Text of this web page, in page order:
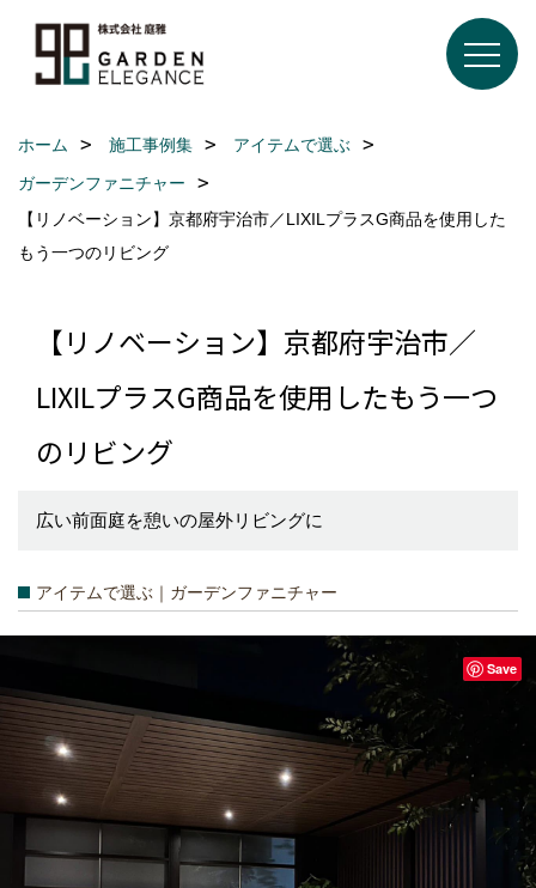
ホーム 施工事例集
アイテムで選ぶ
ガーデンファニチャー
【リノベーション】京都府宇治市／LIXILプラスG商品を使用した
もう一つのリビング
【リノベーション】京都府宇治市／
LIXILプラスG商品を使用したもう一つ
のリビング
広い前面庭を憩いの屋外リビングに
アイテムで選ぶ｜ガーデンファニチャー
Save